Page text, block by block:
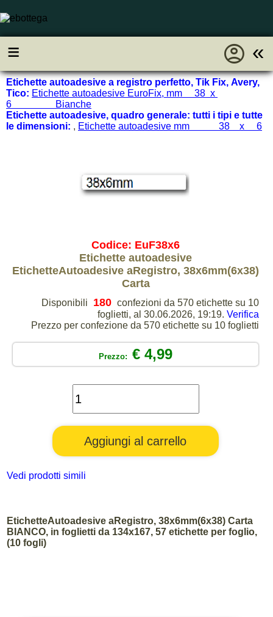
≡ «
account_circle
Etichette autoadesive a registro perfetto, Tik Fix, Avery,
Tico: Etichette autoadesive EuroFix, mm 38 x
6 Bianche
Etichette autoadesive, quadro generale: tutti i tipi e tutte
le dimensioni: , Etichette autoadesive mm 38 x 6
Codice: EuF38x6
Etichette autoadesive
EtichetteAutoadesive aRegistro, 38x6mm(6x38)
Carta
Disponibili 180 confezioni da 570 etichette su 10
foglietti, al 30.06.2026, 19:19. Verifica
Prezzo per confezione da 570 etichette su 10 foglietti
Prezzo: € 4,99
Vedi prodotti simili
EtichetteAutoadesive aRegistro, 38x6mm(6x38) Carta
BIANCO, in foglietti da 134x167, 57 etichette per foglio,
(10 fogli)